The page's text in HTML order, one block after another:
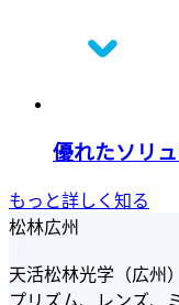
優れたソリ
もっと詳しく知る
松林広州
天活松林光学（広州
プリズム、レンズ、